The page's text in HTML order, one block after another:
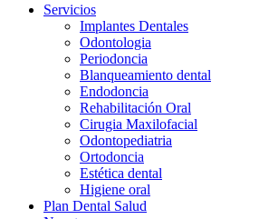
Servicios
Implantes Dentales
Odontologia
Periodoncia
Blanqueamiento dental
Endodoncia
Rehabilitación Oral
Cirugia Maxilofacial
Odontopediatria
Ortodoncia
Estética dental
Higiene oral
Plan Dental Salud